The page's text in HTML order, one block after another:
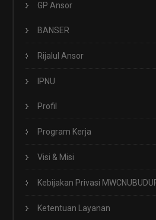
GP Ansor
BANSER
Rijalul Ansor
IPNU
Profil
Program Kerja
Visi & Misi
Kebijakan Privasi
Ketentuan Layanan